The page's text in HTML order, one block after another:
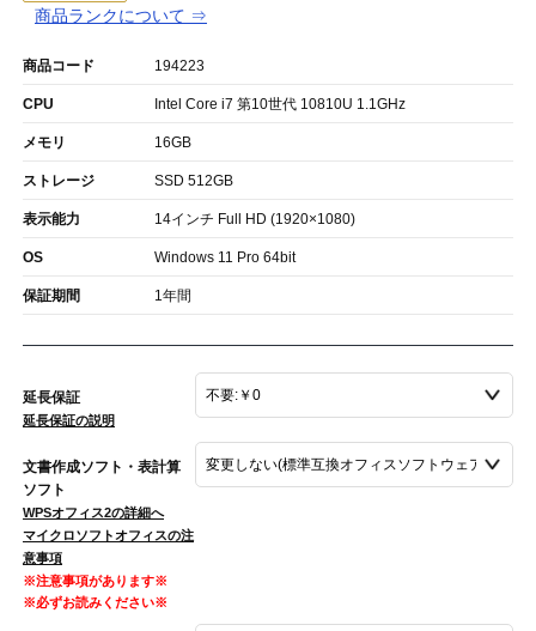
商品ランクについて ⇒
商品コード 194223
CPU Intel Core i7 第10世代 10810U 1.1GHz
メモリ 16GB
ストレージ SSD 512GB
表示能力 14インチ Full HD (1920×1080)
OS Windows 11 Pro 64bit
保証期間 1年間
延長保証
延長保証の説明
文書作成ソフト・表計算
ソフト
WPSオフィス2の詳細へ
マイクロソフトオフィスの注
意事項
※注意事項があります※
※必ずお読みください※